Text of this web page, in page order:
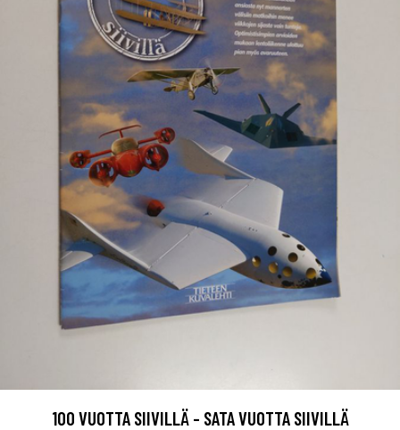
100 VUOTTA SIIVILLÄ - SATA VUOTTA SIIVILLÄ